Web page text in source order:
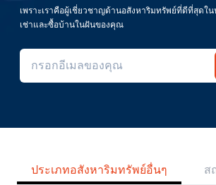
เพราะเราคือผู้เชี่ยวชาญด้านอสังหาริมทรัพย์ที่ดีที่สุดใ
เช่าและซื้อบ้านในฝันของคุณ
ประเภทอสังหาริมทรัพย์อื่นๆ ส